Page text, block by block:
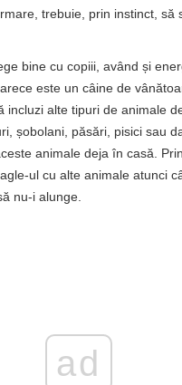
trebuie, prin instinct, să
bine cu copiii, având și
este un câine de
incluzi alte tipuri de animale
șobolani, păsări, pisici sau
animale deja în casă.
ul cu alte animale atunci
nu-i alunge.
ad